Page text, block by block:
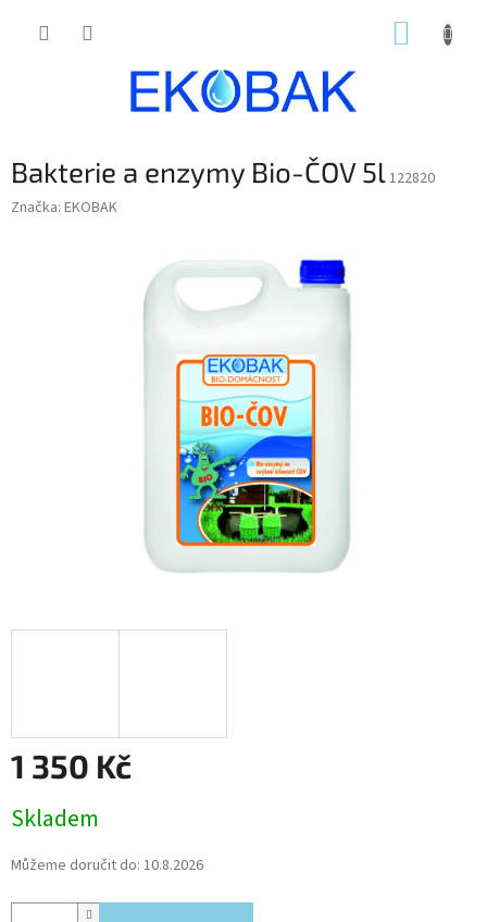
Bakterie a enzymy Bio-ČOV 5l122820
Značka: EKOBAK
1 350 Kč
cena:
Skladem
Můžeme doručit do: 10.8.2026